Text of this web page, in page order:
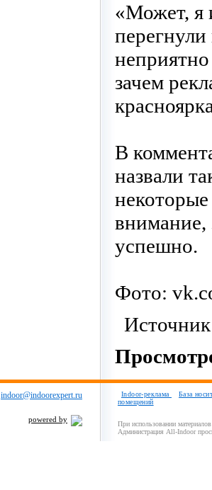
«Может, я
зачем
В
назвали
внимание,
успешно.
Фото:
indoor@indoorexpert.ru
powered by
Indoor-реклама
База
помещений
При использовании
Администрация All-Indoor